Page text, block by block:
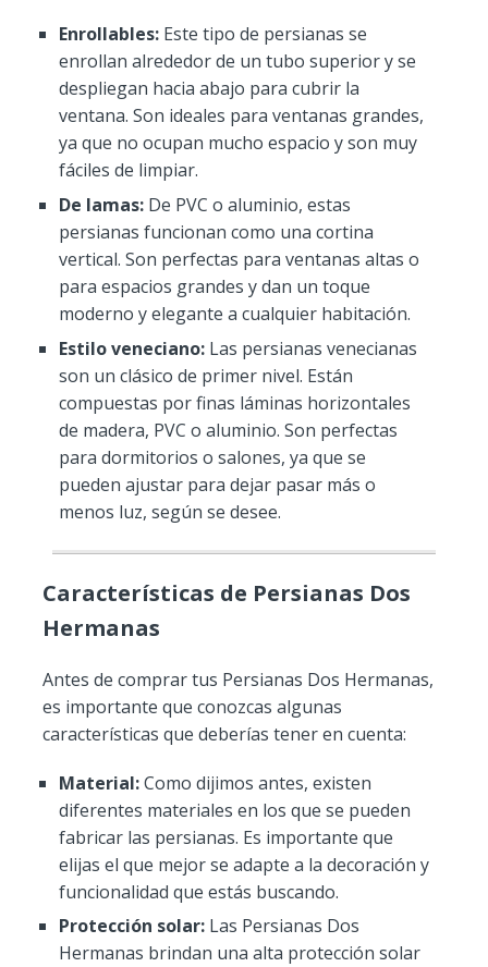
Enrollables:Este tipo de persianas se
enrollan alrededor de un tubo superior y se
despliegan hacia abajo para cubrir la
ventana. Son ideales para ventanas grandes,
ya que no ocupan mucho espacio y son muy
fáciles de limpiar.
De lamas:De PVC o aluminio, estas
persianas funcionan como una cortina
vertical. Son perfectas para ventanas altas o
para espacios grandes y dan un toque
moderno y elegante a cualquier habitación.
Estilo veneciano:Las persianas venecianas
son un clásico de primer nivel. Están
compuestas por finas láminas horizontales
de madera, PVC o aluminio. Son perfectas
para dormitorios o salones, ya que se
pueden ajustar para dejar pasar más o
menos luz, según se desee.
Características de Persianas Dos
Hermanas
Antes de comprar tus Persianas Dos Hermanas,
es importante que conozcas algunas
características que deberías tener en cuenta:
Material:Como dijimos antes, existen
diferentes materiales en los que se pueden
fabricar las persianas. Es importante que
elijas el que mejor se adapte a la decoración y
funcionalidad que estás buscando.
Protección solar:Las Persianas Dos
Hermanas brindan una alta protección solar